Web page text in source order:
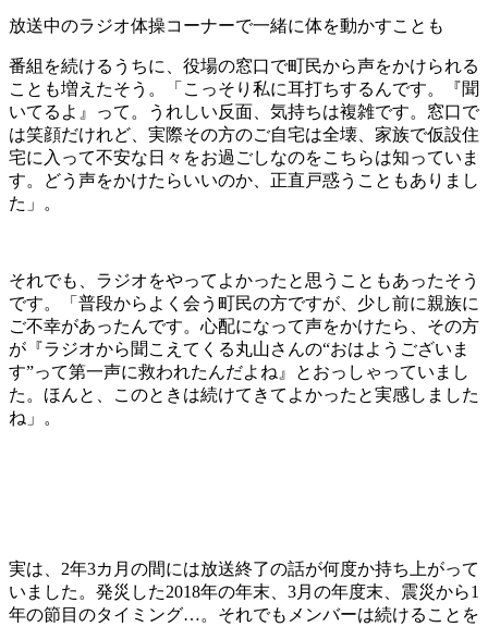
放送中のラジオ体操コーナーで一緒に体を動かすことも
番組を続けるうちに、役場の窓口で町民から声をかけられる
ことも増えたそう。「こっそり私に耳打ちするんです。『聞
いてるよ』って。うれしい反面、気持ちは複雑です。窓口で
は笑顔だけれど、実際その方のご自宅は全壊、家族で仮設住
宅に入って不安な日々をお過ごしなのをこちらは知っていま
す。どう声をかけたらいいのか、正直戸惑うこともありまし
た」。
それでも、ラジオをやってよかったと思うこともあったそう
です。「普段からよく会う町民の方ですが、少し前に親族に
ご不幸があったんです。心配になって声をかけたら、その方
が『ラジオから聞こえてくる丸山さんの“おはようございま
す”って第一声に救われたんだよね』とおっしゃっていまし
た。ほんと、このときは続けてきてよかったと実感しました
ね」。
実は、2年3カ月の間には放送終了の話が何度か持ち上がって
いました。発災した2018年の年末、3月の年度末、震災から1
年の節目のタイミング…。それでもメンバーは続けることを